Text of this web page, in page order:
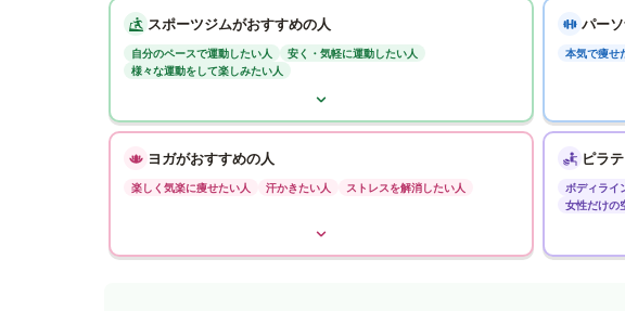
スポーツジムがおすすめの人
自分のペースで運動したい人
安く・気軽に運動したい人
様々な運動をして楽しみたい人
パー
本気で痩せ
ヨガがおすすめの人
楽しく気楽に痩せたい人 汗かきたい人 ストレスを解消したい人
ピラ
ボディライ
女性だけの